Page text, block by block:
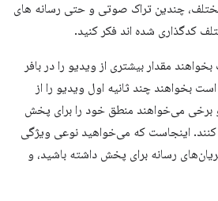
چندین تراک صوتی و حتی رسانه های
شده اند فکر کنید.
مقدار بیشتری از ویدیو را در بافر
چند ثانیه اول ویدیو را از
می‌خواهند منطق خود را برای پخش
اینجاست که می‌خواهید نوعی ویژگی
رسانه برای پخش داشته باشید، و